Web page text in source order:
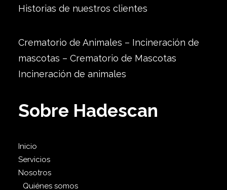
Historias de nuestros clientes
Crematorio de Animales – Incineración de
mascotas – Crematorio de Mascotas
Incineración de animales
Sobre Hadescan
Inicio
Servicios
Nosotros
Quiénes somos